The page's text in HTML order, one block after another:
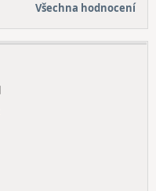
Všechna hodnocení